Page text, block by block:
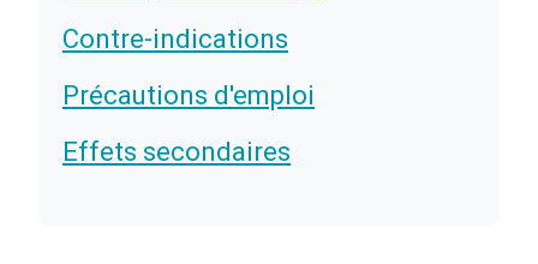
Contre-indications
Précautions d'emploi
Effets secondaires